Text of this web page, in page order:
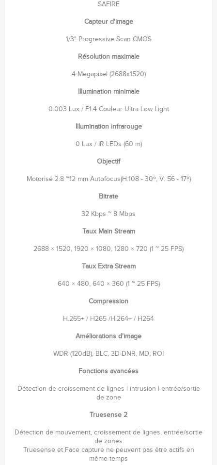
SAFIRE
Capteur d'image
1/3" Progressive Scan CMOS
Résolution maximale
4 Megapixel (2688x1520)
Illumination minimale
0.003 Lux / F1.4 Couleur Ultra Low Light
Illumination infrarouge
0 Lux / IR LEDs (60 m)
Objectif
Motorisé 2.8 ~12 mm Autofocus(H:108 - 30º, V: 56 - 17º)
Bitrate
32 Kbps ~ 8 Mbps
Taux Main Stream
2688 × 1520, 1920 × 1080, 1280 × 720 (1 ~ 25 FPS)
Taux Extra Stream
640 × 480, 640 × 360 (1 ~ 25 FPS)
Compression
H.265+ / H265 /H.264+ / H264
Améliorations d'image
WDR (120dB), BLC, 3D-DNR, MD, ROI
Fonctions avancées
Détection de croissement de lignes | intrusion | entrée/sortie
de zone
Truesense 2
Détection de mouvement, croissement de lignes, entrée/sortie
de zones
Truesense et Face capture ne peuvent pas être actifs en
même temps